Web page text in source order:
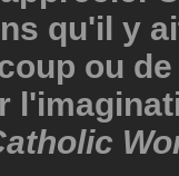
qu'il y
ou